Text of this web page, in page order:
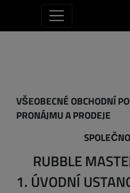
Přejít na obsah
VŠEOBECNÉ OBCHODNÍ
PRONÁJMU A PRODEJE
RUBBLE
1. ÚVODNÍ